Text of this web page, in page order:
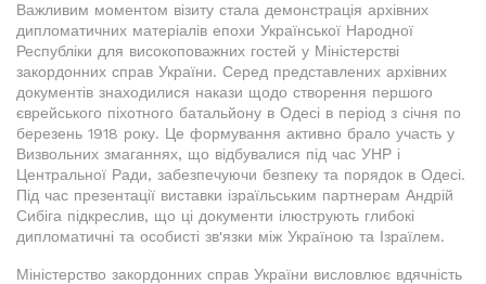
Важливим моментом візиту стала демонстрація архівних
дипломатичних матеріалів епохи Української Народної
Республіки для високоповажних гостей у Міністерстві
закордонних справ України. Серед представлених архівних
документів знаходилися накази щодо створення першого
єврейського піхотного батальйону в Одесі в період з січня по
березень 1918 року. Це формування активно брало участь у
Визвольних змаганнях, що відбувалися під час УНР і
Центральної Ради, забезпечуючи безпеку та порядок в Одесі.
Під час презентації виставки ізраїльським партнерам Андрій
Сибіга підкреслив, що ці документи ілюструють глибокі
дипломатичні та особисті зв'язки між Україною та Ізраїлем.
Міністерство закордонних справ України висловлює вдячність